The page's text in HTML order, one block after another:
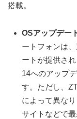
搭載。
OSアップデー
ートフォンは
ートが提供さ
14へのアップ
す。ただし、
によって異な
サイトなどで